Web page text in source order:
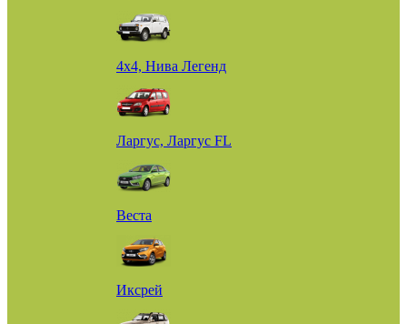
4х4, Нива Легенд
Ларгус, Ларгус FL
Веста
Иксрей